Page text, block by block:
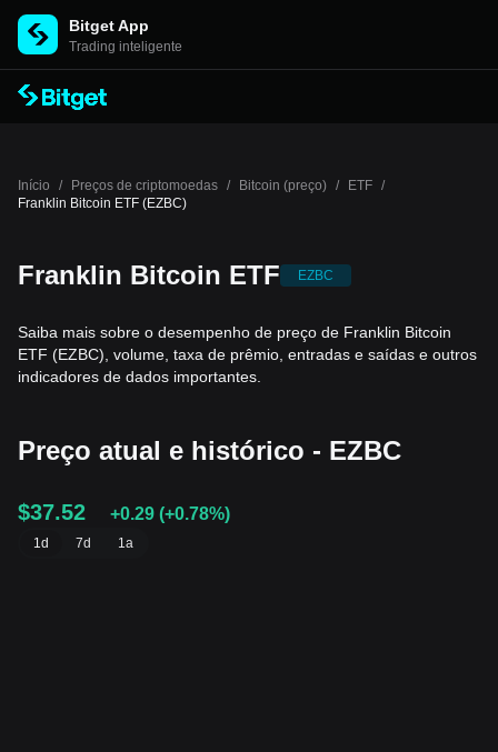
Bitget App
Trading inteligente
Início / Preços de criptomoedas / Bitcoin (preço) / ETF /
Franklin Bitcoin ETF (EZBC)
Franklin Bitcoin ETF EZBC
Saiba mais sobre o desempenho de preço de Franklin Bitcoin
ETF (EZBC), volume, taxa de prêmio, entradas e saídas e outros
indicadores de dados importantes.
Preço atual e histórico - EZBC
$37.52 +0.29 (+0.78%)
1d 7d 1a